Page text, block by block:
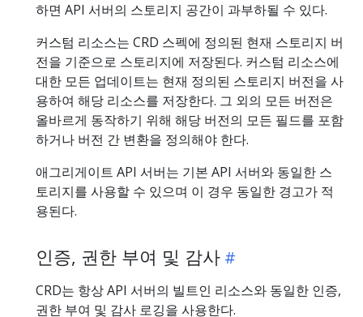
하면 API 서버의 스토리지 공간이 과부하될 수 있다.
커스텀 리소스는 CRD 스펙에 정의된 현재 스토리지 버
전을 기준으로 스토리지에 저장된다. 커스텀 리소스에
대한 모든 업데이트는 현재 정의된 스토리지 버전을 사
용하여 해당 리소스를 저장한다. 그 외의 모든 버전은
올바르게 동작하기 위해 해당 버전의 모든 필드를 포함
하거나 버전 간 변환을 정의해야 한다.
애그리게이트 API 서버는 기본 API 서버와 동일한 스
토리지를 사용할 수 있으며 이 경우 동일한 경고가 적
용된다.
인증, 권한 부여 및 감사
CRD는 항상 API 서버의 빌트인 리소스와 동일한 인증,
권한 부여 및 감사 로깅을 사용한다.